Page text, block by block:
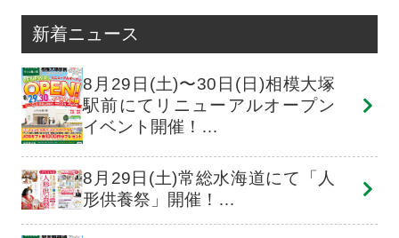
新着ニュース
8月29日(土)〜30日(日)相模大塚
駅前にてリニューアルオープン
イベント開催！…
8月29日(土)常総水海道にて「人
形供養祭」開催！…